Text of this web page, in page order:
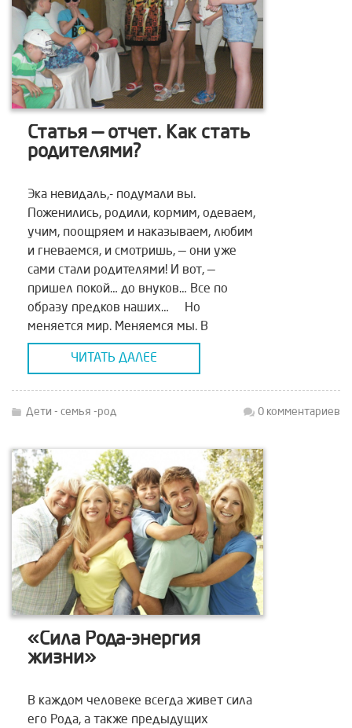
Статья — отчет. Как стать
родителями?
Эка невидаль,- подумали вы.
Поженились, родили, кормим, одеваем,
учим, поощряем и наказываем, любим
и гневаемся, и смотришь, — они уже
сами стали родителями! И вот, —
пришел покой… до внуков… Все по
образу предков наших… Но
меняется мир. Меняемся мы. В
каждом новом поколении приходят
качественно новые дети, — новыми
ЧИТАТЬ ДАЛЕЕ
Дети - семья -род 0 комментариев
«Сила Рода-энергия
жизни»
В каждом человеке всегда живет сила
его Рода, а также предыдущих